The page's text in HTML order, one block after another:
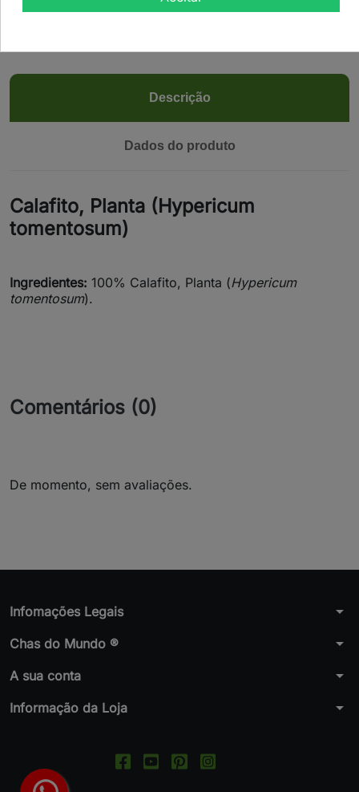
Descrição
Dados do produto
Calafito, Planta (Hypericum
tomentosum)
Ingredientes: 100% Calafito, Planta (Hypericum
tomentosum).
Comentários (0)
De momento, sem avaliações.
Infomações Legais arrow_drop_down
Chas do Mundo ® arrow_drop_down
A sua conta arrow_drop_down
Informação da Loja arrow_drop_down